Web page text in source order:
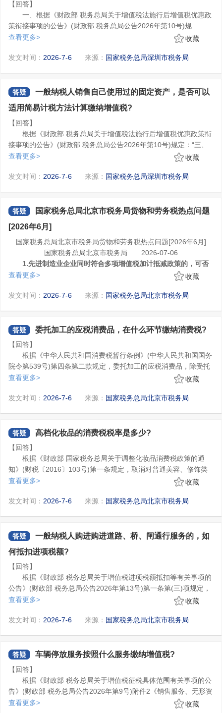
5.更正所属期申报的原应征数据已通过延期缴纳税款审批，申
报更正或作废后纳税人需要进行变更税务行政许可。若延期缴纳税
款审批未办结，继续该流程时，保存申报错误更正数据时会作废延
期缴纳税款审批业务。
6.主税更正后如不更正附加税费，则不予保存主税更正申报，
并提示主税和附加税均更正后一并保存。
2019年10月以后的财务报表可以通过新电子税局-【我要办
税】-【税费申报及缴纳】-【财务报表报送】-【财务报表报送及更
正】模块中选择需要更正的所属期，点击“下一步”按钮后出现弹框
提示“该所属期已完成申报，是否要进行该所属期的申报错误更
正”，点击“确定”按钮，可以跳转表单页进行更正申报。
5.如何添加社保经办人?
您好，一、新电子税局社保费业务赋权流程：
已在老电子税局维护过“办税员”或“社保经办人”身份和社保费权
限的可直接在新电子税局办理社保费业务，无需重复赋权。
未维护过身份的在办理社保费业务前需由法定代表人或财务负
企业法定代表人或财务负责人登录新电子税局，点击【首页】-
除，不允许新增操作。
委托办税的企业，需委托方法定代表人或财务负责人登录新电
子税局，点击【首页】--【热门服务】-【社保费业务】-【委托办税
管理】，对新增“税务代理人员”进行社保费菜单赋权操作。
(一)非代理新增办税人赋权
1.添加企业办税人员。法定代表人或财务负责人登录新电子税
局后，进入账户中心，点击【人员权限管理】—【添加办税人员】
菜单。
2.录入姓名、证件类型、证件号码、身份类型、人员权限、有
效期止六类信息，点击确定。
4.自然人登录后，进入账户中心，在【企业授权管理】-【待确
认授权】功能菜单中进行授权确认。
5.法定代表人或财务负责人登录电子税局后，通过点击【首
页】--【热门服务】-【社保费业务】-【用户菜单权限管理】菜单，
进入赋权页面，点击新增对现有办税人员进行社保费菜单赋权操
作。
6.录入证件类型、证件号码、证件姓名、联系电话，通过下拉
7.已赋权办税人员登录新电子税务局，点击【首页】-【热门服
务】-【社保费业务】，进行社保业务办理。
话、功能集，不允许修改证件号码、身份类型。
9.删除操作。点击【删除】按钮，可删除办税员社保费功能
集。如需办理社保费业务，需再次新增维护。
(二)委托代理办税新增代理人员赋权
委托方法定代表人或财务负责人登录新电子税局，通过【首
费功能菜单授权功能，对在新电子税局办理过委托办税的“税务代理
2.修改操作。点击【修改】按钮，可以修改证件姓名、联系电
3.删除操作。点击“删除”按钮，可删除税务代理人(涉税服务人
员)社保费功能集。如需办理委托企业社保费业务，委托企业需再次
新增维护。
4.税务代理人(涉税服务人员)登录。税务代理人(涉税服务人员)
功能集授权成功后，通过代理业务入口登录电子税务局，选择对应
务】模块进行社保费业务办理。
二、如果以上步骤全部操作后(社保经办人已经进行授权确认
己企业办税人员。
(二)新电子税局：用户在员工个人界面-账户中心-企业授权管
理-已授权企业-同步数据。
(三)确认登录身份是否选择的是已赋权社保费菜单的办税人
员。
(四)因为电子税务局有系统缓存机制，清空缓存，过10分钟再
÷(1+2%)。
3.问：纳税人转让金融商品，是否可以开具增值税专用发票?增
值税销售额如何确定?
答：根据《财政部 税务总局关于明确增值税应税交易销售额计
项规定：“纳税人转让金融商品，以卖出价扣除买入价后的余额计算
售额相抵，但年末时仍出现负差的，不得转入下一个会计年度。
金融商品的买入价，可以选择按照加权平均法或者移动加权平
均法进行核算，选择后36个月内不得变更。
纳税人转让金融商品，不得开具增值税专用发票。”
4.问：一般纳税人提供建筑服务适用简易计税方法，是否可以
按照不同的项目选择不同的计税方法计算缴纳增值税?
答：根据《财政部 税务总局关于增值税法施行后增值税优惠政
定：“三、适用简易计税方法的项目
……
1.一般纳税人销售自行开发的房地产项目、提供建筑服务，可
以按照房地产开发项目、工程建设项目选择适用简易计税方法。除
交易一并选择适用简易计税方法。”
因此，一般纳税人提供建筑服务可适用简易计税方法的，可以
按照不同的工程建设项目分别选择适用简易计税方法或一般计税方
法计算缴纳增值税。
5.问：稽核比对结果为不符、缺联、重号、滞留的异常海关缴
答：根据《国家税务总局关于增值税发票管理等有关事项的公
告》(国家税务总局公告2019年第33号)第三条规定：“稽核比对结果
(一)对于稽核比对结果为不符、缺联的海关缴款书，纳税人应
当持海关缴款书原件向主管税务机关申请数据修改或核对。属于纳
税人数据采集错误的，数据修改后再次进行稽核比对；不属于数据
采集错误的，纳税人可向主管税务机关申请数据核对，主管税务机
关会同海关进行核查。经核查，海关缴款书票面信息与纳税人实际
报抵扣或出口退税的海关缴款书信息。
(二)对于稽核比对结果为重号的海关缴款书，纳税人可向主管
税务机关申请核查。经核查，海关缴款书票面信息与纳税人实际进
抵扣或出口退税的海关缴款书信息。
(三)对于稽核比对结果为滞留的海关缴款书，可继续参与稽核
可登录全国统一规范电子税务局(深圳)，点击【税务数字账户】-
查询条件，点击“查询”按钮，在结果展示区显示符合查询条件的海
关缴款书，点击右侧“申请核对”提交审核。
以上内容仅供参考，具体以最新法律法规及相关规定为准。
【回答】
一、根据《财政部 税务总局关于增值税法施行后增值税优惠政
策衔接事项的公告》(财政部 税务总局公告2026年第10号)规
定：“三、适用简易计税方法的项目
(四)有关规定。
的，按照下列公式计算销售额：
销售额=含税销售额÷(1+规定征收率)”。
二、根据《国家税务总局关于明确二手车经销等若干增值税征
管问题的公告》(国家税务总局公告2020年第9号)规定：“一、自
2020年5月1日至2023年12月31日，从事二手车经销业务的纳税人
销售其收购的二手车，按以下规定执行：
(一)纳税人减按0.5%征收率征收增值税，并按下列公式计算销
售额：
本公告发布后出台新的增值税征收率变动政策，比照上述公式
方法依照3%征收率减按2%计算缴纳增值税，销售额=含税销售额
÷(1+2%)。
查看更多> 收藏
发文时间： 2026-7-6 来源： 国家税务总局深圳市税务局
答疑
一般纳税人销售自己使用过的固定资产，是否可以
适用简易计税方法计算缴纳增值税?
【回答】
根据《财政部 税务总局关于增值税法施行后增值税优惠政策衔
接事项的公告》(财政部 税务总局公告2026年第10号)规定：“三、
适用简易计税方法的项目
(三)纳税人发生以下应税交易，可以选择适用简易计税方法，
税法第二十二条规定不得抵扣且未抵扣进项税额的固定资产，按照
简易计税方法依照3%征收率减按2%计算缴纳增值税。
固定资产，是指使用期限超过12个月的机器、机械、运输工具
以及其他与生产经营相关的设备、工具、器具等。”
查看更多> 收藏
发文时间： 2026-7-6 来源： 国家税务总局深圳市税务局
答疑
国家税务总局北京市税务局货物和劳务税热点问题
[2026年6月]
国家税务总局北京市税务局货物和劳务税热点问题[2026年6月]
国家税务总局北京市税务局 2026-07-06
1.先进制造业企业同时符合多项增值税加计抵减政策的，可否
同时适用?
减政策的公告》(财政部 税务总局公告2023年第43号)第七条规定，
给土地所有者免征增值税吗?
答：根据《财政部 税务总局关于增值税法施行后增值税优惠政
策衔接事项的公告》(财政部 税务总局公告2026年第10号)第二条第
(一)项规定，自2026年1月1日起，土地所有者出让土地使用权和土
地使用者将土地使用权归还给土地所有者免征增值税。
3.车辆停放服务按照什么服务缴纳增值税?
答：根据《财政部 税务总局关于增值税征税具体范围有关事项
的公告》(财政部 税务总局公告2026年第9号)附件2《销售服务、无
道路通行服务(包括过路费、过桥费、过闸费等)等按照不动产经营
租赁服务缴纳增值税。
《财政部 税务总局关于增值税征税具体范围有关事项的公告》
自2026年1月1日起施行。
4.一般纳税人购进购进道路、桥、闸通行服务的，如何抵扣进
项税额?
答：根据《财政部 税务总局关于增值税进项税额抵扣等有关事
项的公告》(财政部 税务总局公告2026年第13号)第一条第(三)项规
定，一般纳税人购进道路、桥、闸通行服务，除取得增值税专用发
的电子发票(普通发票)的，为发票上列明的增值税税额；
÷(1+5%)×5%
通行费，是指有关单位依法或者依规设立并收取的过路、过桥
和过闸费用。
《财政部 税务总局关于增值税进项税额抵扣等有关事项的公
告》自2026年1月1日起施行。
5.车辆购置税的纳税地点是如何规定的?
答：根据《中华人民共和国车辆购置税法》(中华人民共和国主
记地的主管税务机关申报缴纳车辆购置税；购置不需要办理车辆登
记的应税车辆的，应当向纳税人所在地的主管税务机关申报缴纳车
根据《国家税务总局关于车辆购置税征收管理有关事项的公
的纳税人，应当到下列地点申报纳税：
(一)需要办理车辆登记的，向车辆登记地的主管税务机关申报
纳税。
(二)不需要办理车辆登记的，单位纳税人向其机构所在地的主
管税务机关申报纳税，个人纳税人向其户籍所在地或者经常居住地
查看更多> 收藏
发文时间： 2026-7-6 来源： 国家税务总局北京市税务局
答疑 委托加工的应税消费品，在什么环节缴纳消费税?
【回答】
根据《中华人民共和国消费税暂行条例》(中华人民共和国国务
院令第539号)第四条第二款规定，委托加工的应税消费品，除受托
方为个人外，由受托方在向委托方交货时代收代缴税款。
查看更多> 收藏
发文时间： 2026-7-6 来源： 国家税务总局北京市税务局
答疑 高档化妆品的消费税税率是多少?
【回答】
根据《财政部 国家税务总局关于调整化妆品消费税政策的通
知》(财税〔2016〕103号)第一条规定，取消对普通美容、修饰类
化妆品征收消费税，将“化妆品”税目名称更名为“高档化妆品”。征收
品。税率调整为15%。
环节销售(完税)价格(不含增值税)在10元/毫升(克)或15元/片(张)及
2016年10月1日起执行。
查看更多> 收藏
发文时间： 2026-7-6 来源： 国家税务总局北京市税务局
答疑
一般纳税人购进购进道路、桥、闸通行服务的，如
何抵扣进项税额?
【回答】
根据《财政部 税务总局关于增值税进项税额抵扣等有关事项的
公告》(财政部 税务总局公告2026年第13号)第一条第(三)项规定，
一般纳税人购进道路、桥、闸通行服务，除取得增值税专用发票
的电子发票(普通发票)的，为发票上列明的增值税税额；
÷(1+5%)×5%
通行费，是指有关单位依法或者依规设立并收取的过路、过桥
和过闸费用。
《财政部 税务总局关于增值税进项税额抵扣等有关事项的公
告》自2026年1月1日起施行。
查看更多> 收藏
发文时间： 2026-7-6 来源： 国家税务总局北京市税务局
答疑 车辆停放服务按照什么服务缴纳增值税?
【回答】
根据《财政部 税务总局关于增值税征税具体范围有关事项的公
告》(财政部 税务总局公告2026年第9号)附件2《销售服务、无形资
产、不动产注释》第一条第(六)项第5点规定，车辆停放服务、道路
查看更多> 收藏